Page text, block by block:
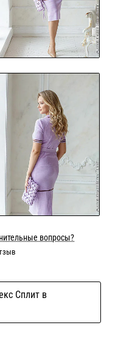
вопросы?
Сплит в